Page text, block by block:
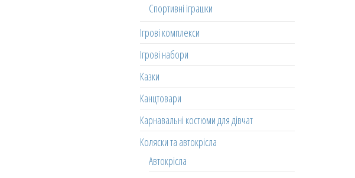
Спортивні іграшки
Ігрові комплекси
Ігрові набори
Казки
Канцтовари
Карнавальні костюми для дівчат
Коляски та автокрісла
Автокрісла